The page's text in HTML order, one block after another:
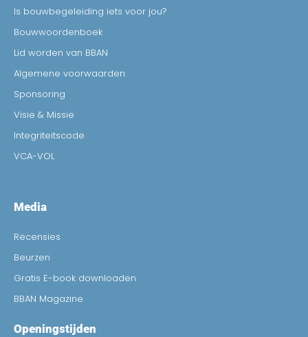
Is bouwbegeleiding iets voor jou?
Bouwwoordenboek
Lid worden van BBAN
Algemene voorwaarden
Sponsoring
Visie & Missie
Integriteitscode
VCA-VOL
Media
Recensies
Beurzen
Gratis E-book downloaden
BBAN Magazine
Openingstijden